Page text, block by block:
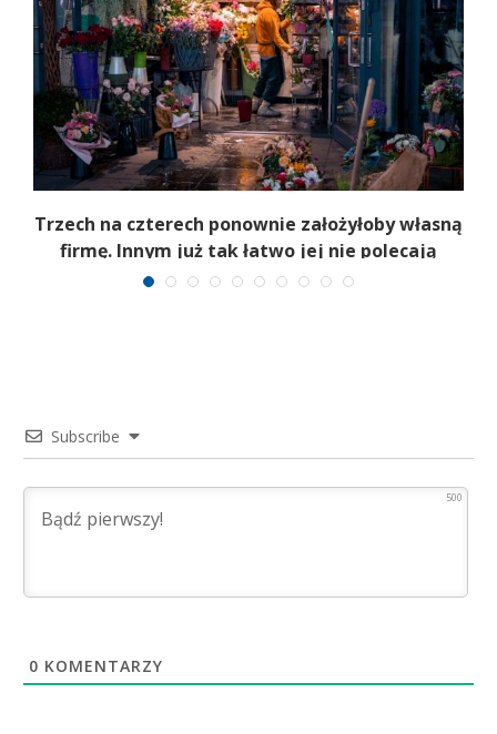
Trzech na czterech ponownie założyłoby własną
firmę. Innym już tak łatwo jej nie polecają
Subscribe
500
0 KOMENTARZY